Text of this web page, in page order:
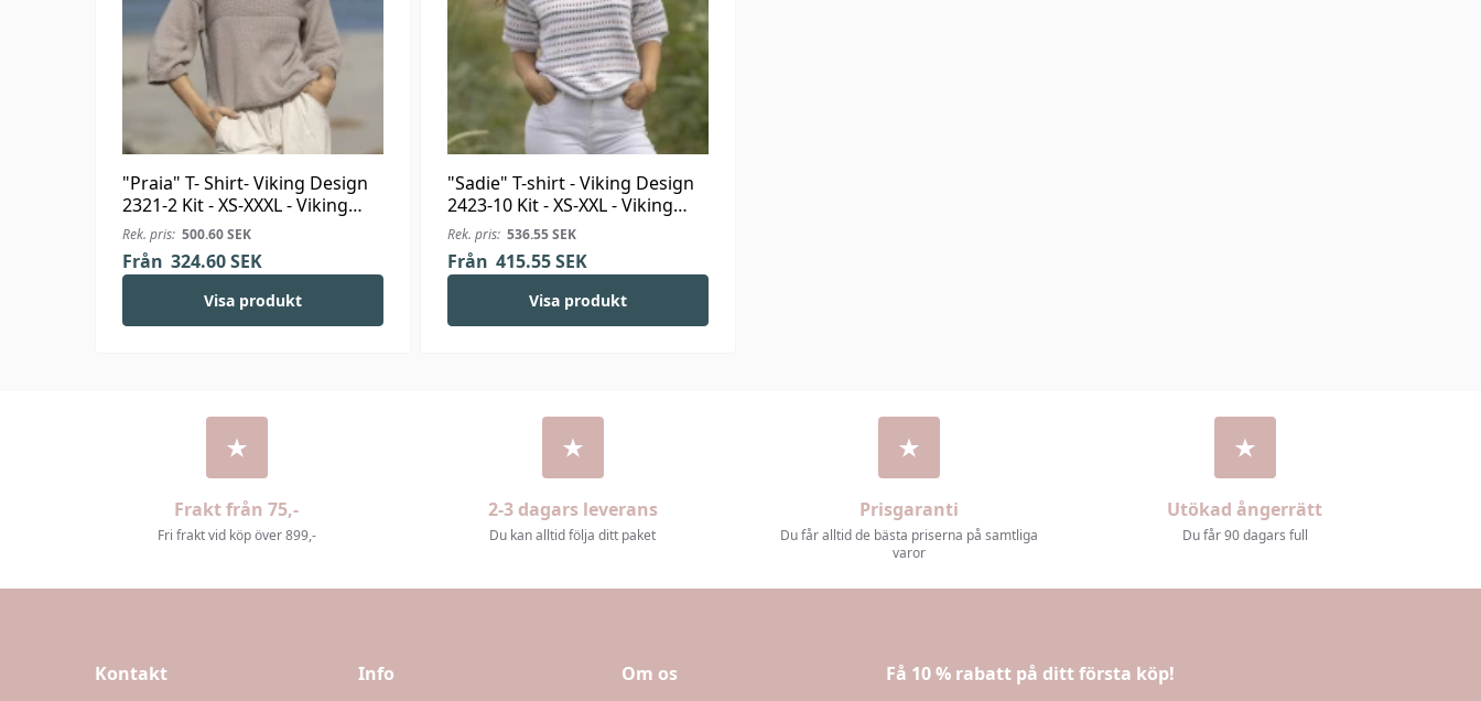
"Praia" T- Shirt- Viking Design
2321-2 Kit - XS-XXXL - Viking
Bjørk
Rek. pris: 500.60SEK
Från 324.60SEK
Visa produkt
"Sadie" T-shirt - Viking Design
2423-10 Kit - XS-XXL - Viking
Linus
Rek. pris: 536.55SEK
Från 415.55SEK
Visa produkt
Frakt från 75,-
Fri frakt vid köp över 899,-
2-3 dagars leverans
Du kan alltid följa ditt paket
Prisgaranti
Du får alltid de bästa priserna på samtliga
varor
Utökad ångerrätt
Du får 90 dagars full
Kontakt Info Om os Få 10 % rabatt på ditt första köp!